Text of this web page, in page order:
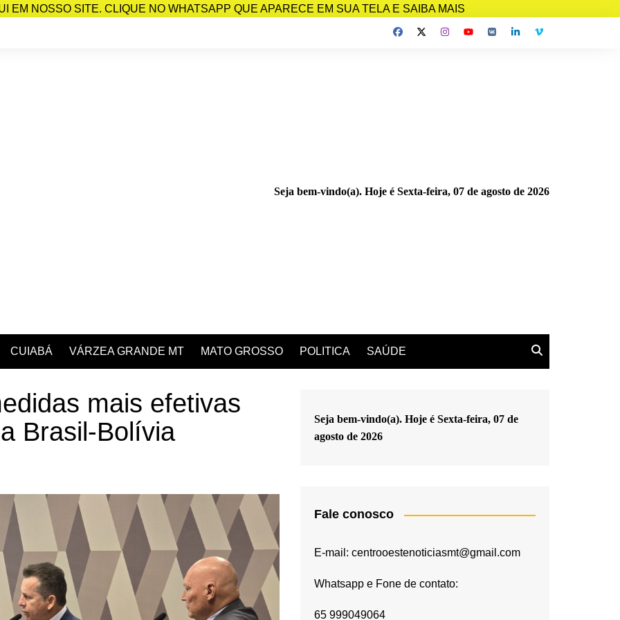
EM NOSSO SITE. CLIQUE NO WHATSAPP QUE APARECE EM SUA TELA E SAIBA MAIS
Seja bem-vindo(a). Hoje é Sexta-feira, 07 de agosto de 2026
CUIABÁ VÁRZEA GRANDE MT MATO GROSSO POLITICA SAÚDE
mais efetivas
Brasil-Bolívia
Seja bem-vindo(a). Hoje é Sexta-feira, 07 de
agosto de 2026
Fale conosco
E-mail: centrooestenoticiasmt@gmail.com
Whatsapp e Fone de contato:
65 999049064